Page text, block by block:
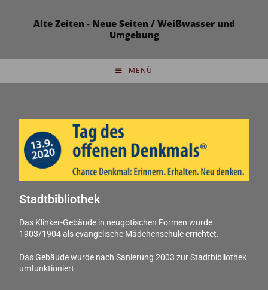
Alte Zeiten - Neue Seiten / Weißwasser und
Umgebung
MENÜ
Stadtbibliothek
Das Klinker-Gebäude in neugotischen Formen wurde
1903/1904 als evangelische Mädchenschule errichtet.
Das Gebäude wurde nach Sanierung 2003 zur Stadtbibliothek
umfunktioniert.